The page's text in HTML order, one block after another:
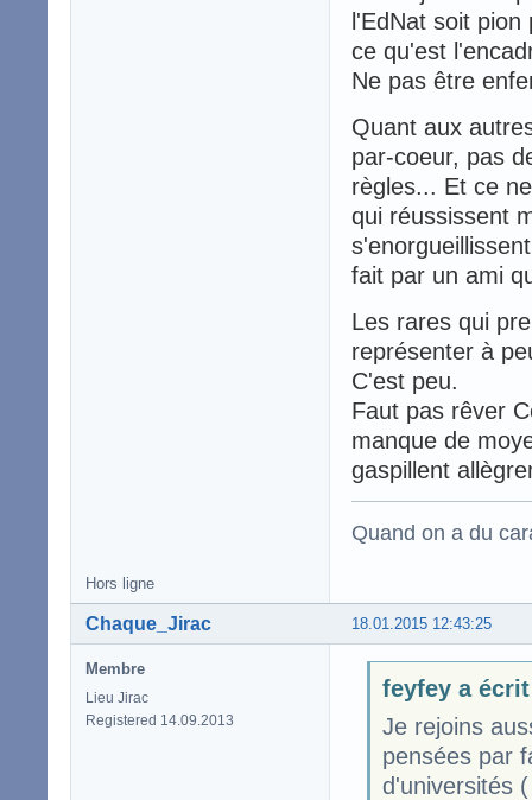
l'EdNat soit
ce qu'est
Ne pas être
Quant aux
par-coeur, pas
règles... Et ce
qui réussissent
fait par un ami
Les rares qui
représenter à
C'est peu.
Faut pas rêver
manque de
gaspillent
Quand on a du
Hors ligne
18.01.2015 12:43:25
Chaque_Jirac
Membre
Lieu Jirac
Registered 14.09.2013
feyfey a écrit
Je rejoins
pensées par
d'universités